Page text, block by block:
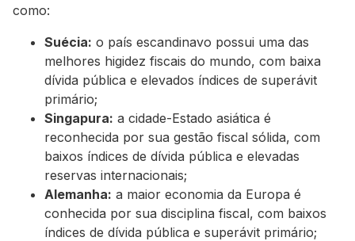
como:
Suécia: o país escandinavo possui uma das
melhores higidez fiscais do mundo, com baixa
dívida pública e elevados índices de superávit
primário;
Singapura: a cidade-Estado asiática é
reconhecida por sua gestão fiscal sólida, com
baixos índices de dívida pública e elevadas
reservas internacionais;
Alemanha: a maior economia da Europa é
conhecida por sua disciplina fiscal, com baixos
índices de dívida pública e superávit primário;